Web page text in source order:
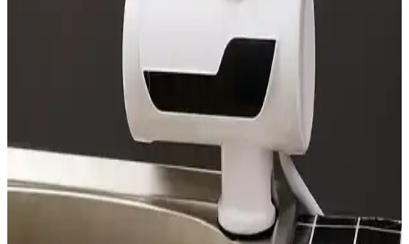
Dökme Demir Ocak Izgaralarının Dayanıklılığı,
Temizlik ve Kullanım Avantajları
Dökme demir ocak ızgaraları dayanıklılıkları ve sağlam yapılarıyla
öne çıkar. Temizlikte zorluklar yaşansa da düzenli bakım ve uygun
yöntemlerle uzun ömürlü kullanımları mümkündür.
Elektrikli Kıyma Makineleri: Mutfakta Pratiklik ve
Hijyen Sağlayan Çözümler
Elektrikli kıyma makineleri, dayanıklı malzemeleri ve gelişmiş
özellikleriyle mutfakta pratiklik sağlar, hijyen ve güvenlik sunar,